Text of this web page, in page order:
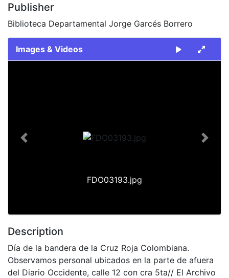
Publisher
Biblioteca Departamental Jorge Garcés Borrero
Images & Videos
FDO03193.jpg
Previous Next
Description
Día de la bandera de la Cruz Roja Colombiana.
Observamos personal ubicados en la parte de afuera
del Diario Occidente, calle 12 con cra 5ta// El Archivo